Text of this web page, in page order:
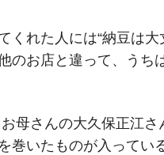
くれた人には“納豆は
のお店と違って、うち
母さんの大久保正江さ
巻いたものが入ってい